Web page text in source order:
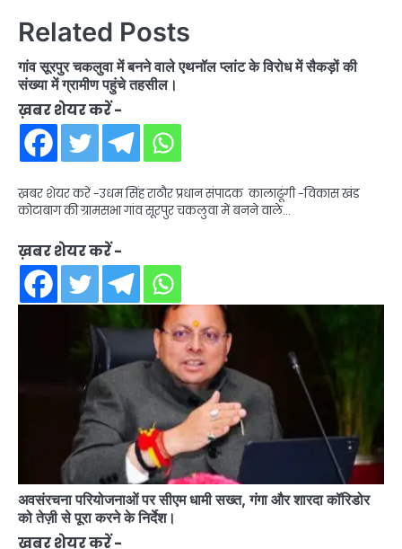
Related Posts
गांव सूरपुर चकलुवा में बनने वाले एथनॉल प्लांट के विरोध में सैकड़ों की
संख्या में ग्रामीण पहुंचे तहसील।
ख़बर शेयर करें -
ख़बर शेयर करें -उधम सिंह राठौर प्रधान संपादक कालाढूंगी -विकास खंड
कोटाबाग की ग्रामसभा गांव सूरपुर चकलुवा में बनने वाले…
ख़बर शेयर करें -
अवसंरचना परियोजनाओं पर सीएम धामी सख्त, गंगा और शारदा कॉरिडोर
को तेज़ी से पूरा करने के निर्देश।
ख़बर शेयर करें -